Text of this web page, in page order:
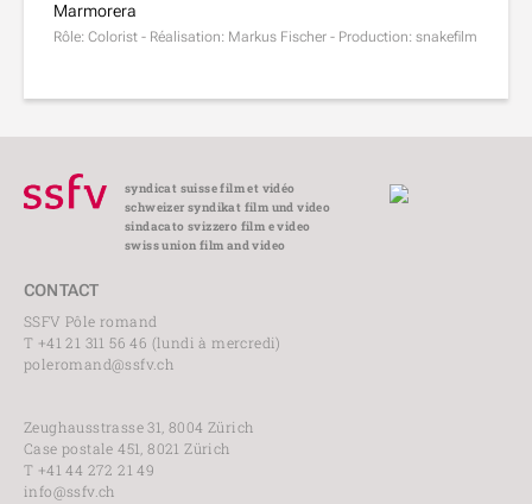
Marmorera
Rôle: Colorist - Réalisation: Markus Fischer - Production: snakefilm
syndicat suisse film et vidéo
schweizer syndikat film und video
sindacato svizzero film e video
swiss union film and video
CONTACT
SSFV Pôle romand
T +41 21 311 56 46 (lundi à mercredi)
poleromand@ssfv.ch
Zeughausstrasse 31, 8004 Zürich
Case postale 451, 8021 Zürich
T +41 44 272 21 49
info@ssfv.ch